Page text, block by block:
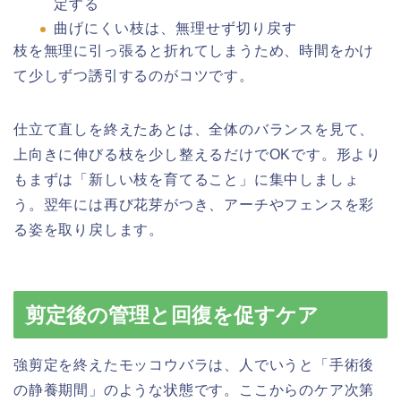
定する
曲げにくい枝は、無理せず切り戻す
枝を無理に引っ張ると折れてしまうため、時間をかけ
て少しずつ誘引するのがコツです。
仕立て直しを終えたあとは、全体のバランスを見て、
上向きに伸びる枝を少し整えるだけでOKです。形より
もまずは「新しい枝を育てること」に集中しましょ
う。翌年には再び花芽がつき、アーチやフェンスを彩
る姿を取り戻します。
剪定後の管理と回復を促すケア
強剪定を終えたモッコウバラは、人でいうと「手術後
の静養期間」のような状態です。ここからのケア次第